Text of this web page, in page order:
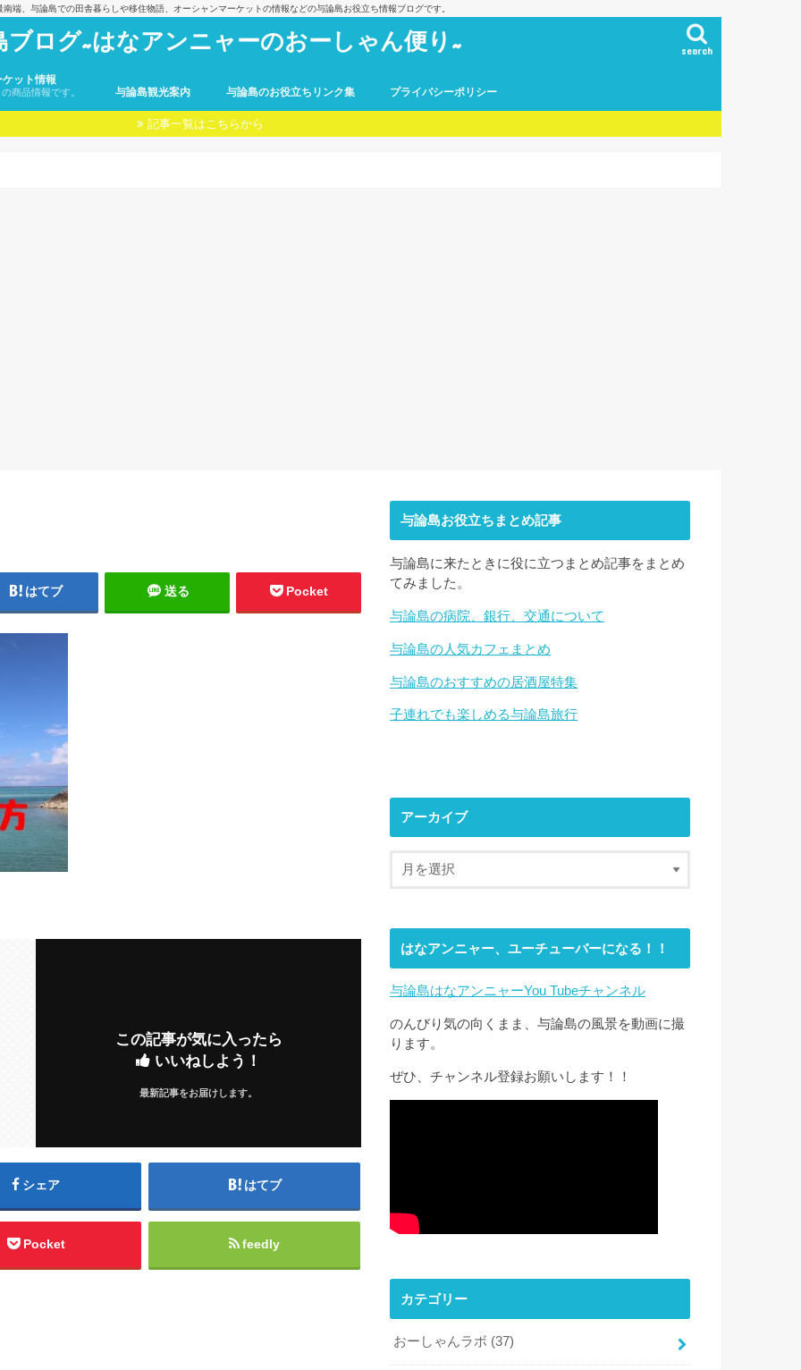
南端、与論島での田舎暮らしや移住物語、オーシャンマーケットの情報などの与論島お役立ち情報ブログです。
ブログ~はなアンニャーのおーしゃん便り~ search
ット情報
商品情報です。 与論島観光案内 与論島のお役立ちリンク集 プライバシーポリシー
記事一覧はこちらから
はてブ 送る Pocket
この記事が気に入ったら
いいねしよう！
最新記事をお届けします。
シェア はてブ
Pocket feedly
与論島お役立ちまとめ記事
与論島に来たときに役に立つまとめ記事をまとめ
てみました。
与論島の病院、銀行、交通について
与論島の人気カフェまとめ
与論島のおすすめの居酒屋特集
子連れでも楽しめる与論島旅行
アーカイブ
はなアンニャー、ユーチューバーになる！！
与論島はなアンニャーYou Tubeチャンネル
のんびり気の向くまま、与論島の風景を動画に撮
ります。
ぜひ、チャンネル登録お願いします！！
カテゴリー
おーしゃんラボ (37)